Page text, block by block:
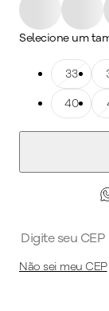
Selecione um
Tamanho: 33
33
Tamanho: 40
40
Não sei meu CEP